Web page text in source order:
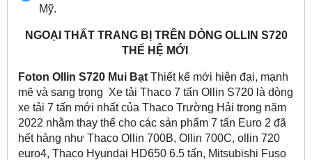
Mỹ.
NGOẠI THẤT TRANG BỊ TRÊN DÒNG OLLIN S720
THẾ HỆ MỚI
Foton Ollin S720 Mui Bạt Thiết kế mới hiện đại, mạnh
mẽ và sang trọng Xe tải Thaco 7 tấn Ollin S720 là dòng
xe tải 7 tấn mới nhất của Thaco Trường Hải trong năm
2022 nhằm thay thế cho các sản phẩm 7 tấn Euro 2 đã
hết hàng như Thaco Ollin 700B, Ollin 700C, ollin 720
euro4, Thaco Hyundai HD650 6.5 tấn, Mitsubishi Fuso